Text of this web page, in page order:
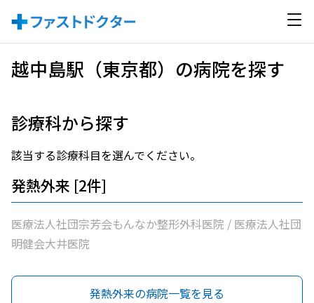
越中島駅（東京都）の病院を探す
診療科から探す
該当する診療科目を選んでください。
発熱外来 [2件]
医療法人社団宗芳会もんなか整形外科医院 / 医療法人社団
明健会大井医院
発熱外来の病院一覧を見る